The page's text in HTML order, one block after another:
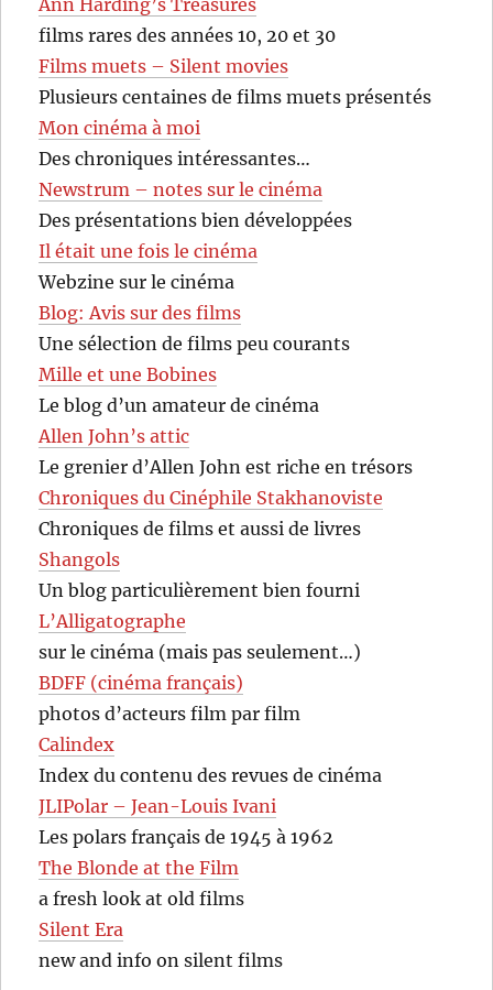
films rares des années 10, 20 et 30
Films muets – Silent movies
Plusieurs centaines de films muets présentés
Mon cinéma à moi
Des chroniques intéressantes…
Newstrum – notes sur le cinéma
Des présentations bien développées
Il était une fois le cinéma
Webzine sur le cinéma
Blog: Avis sur des films
Une sélection de films peu courants
Mille et une Bobines
Le blog d’un amateur de cinéma
Allen John’s attic
Le grenier d’Allen John est riche en trésors
Chroniques du Cinéphile Stakhanoviste
Chroniques de films et aussi de livres
Shangols
Un blog particulièrement bien fourni
L’Alligatographe
sur le cinéma (mais pas seulement…)
BDFF (cinéma français)
photos d’acteurs film par film
Calindex
Index du contenu des revues de cinéma
JLIPolar – Jean-Louis Ivani
Les polars français de 1945 à 1962
The Blonde at the Film
a fresh look at old films
Silent Era
new and info on silent films